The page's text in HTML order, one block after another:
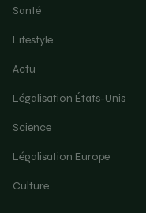
Santé
Lifestyle
Actu
Légalisation États-Unis
Science
Légalisation Europe
Culture